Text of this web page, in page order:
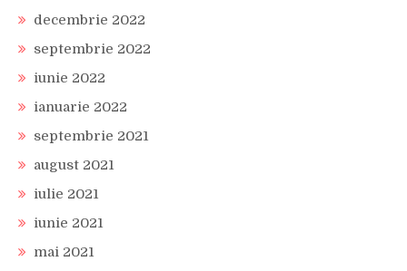
decembrie 2022
septembrie 2022
iunie 2022
ianuarie 2022
septembrie 2021
august 2021
iulie 2021
iunie 2021
mai 2021